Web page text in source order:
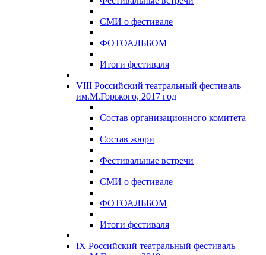
СМИ о фестивале
ФОТОАЛЬБОМ
Итоги фестиваля
VIII Российский театральный фестиваль
им.М.Горького, 2017 год
Состав организационного комитета
Состав жюри
Фестивальные встречи
СМИ о фестивале
ФОТОАЛЬБОМ
Итоги фестиваля
IX Российский театральный фестиваль